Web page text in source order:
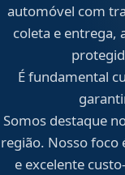
automóvel com
coleta e entrega,
É fundamental
Somos destaque
região. Nosso foco
e excelente